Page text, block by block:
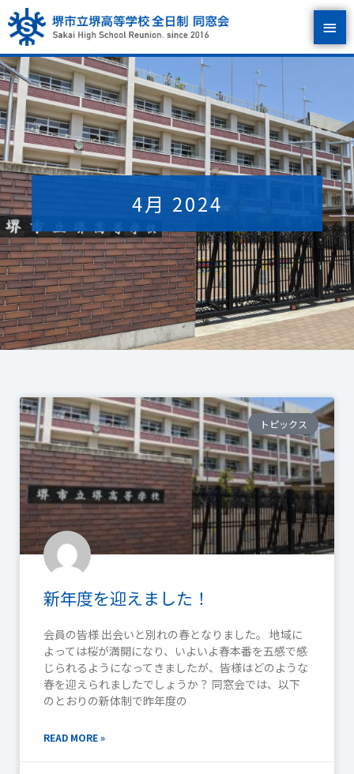
容
を
ス
キ
ッ
プ
メ
イ
メ
ニ
ュ
ー
4月 2024
トピックス
新年度を迎えました！
会員の皆様 出会いと別れの春となりました。 地域に
よっては桜が満開になり、いよいよ春本番を五感で感
じられるようになってきましたが、皆様はどのような
春を迎えられましたでしょうか？ 同窓会では、以下
のとおりの新体制で昨年度の
READ MORE »